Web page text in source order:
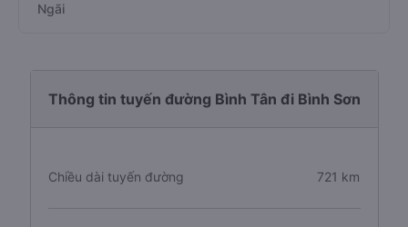
Ngãi
Thông tin tuyến đường Bình Tân đi Bình Sơn
Chiều dài tuyến đường 721 km